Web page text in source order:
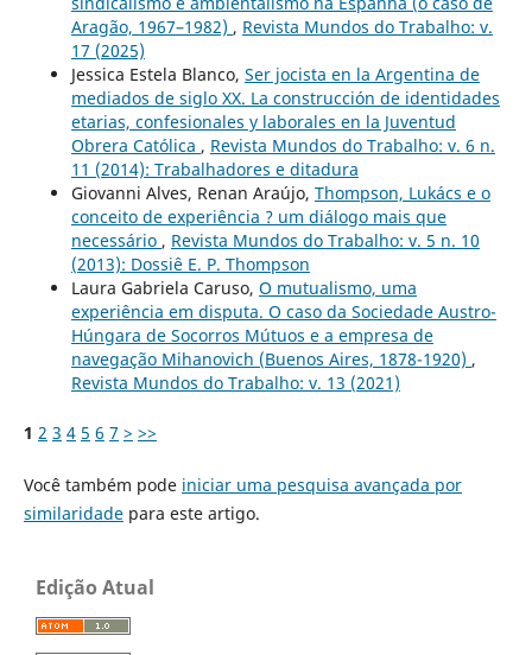
Aragão, 1967–1982) , Revista Mundos do Trabalho: v.
17 (2025)
Jessica Estela Blanco, Ser jocista en la Argentina de
mediados de siglo XX. La construcción de identidades
etarias, confesionales y laborales en la Juventud
Obrera Católica , Revista Mundos do Trabalho: v. 6 n.
11 (2014): Trabalhadores e ditadura
Giovanni Alves, Renan Araújo, Thompson, Lukács e o
conceito de experiência ? um diálogo mais que
necessário , Revista Mundos do Trabalho: v. 5 n. 10
(2013): Dossiê E. P. Thompson
Laura Gabriela Caruso, O mutualismo, uma
experiência em disputa. O caso da Sociedade Austro-
Húngara de Socorros Mútuos e a empresa de
navegação Mihanovich (Buenos Aires, 1878-1920) ,
Revista Mundos do Trabalho: v. 13 (2021)
1 2 3 4 5 6 7 > >>
Você também pode iniciar uma pesquisa avançada por
similaridadepara este artigo.
Edição Atual